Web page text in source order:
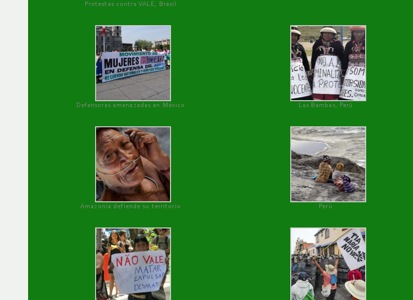
Protestas contra VALE, Brasil
Defensoras amenazadas en México Las Bambas, Perú
Amazonía defiende su territorio Perú